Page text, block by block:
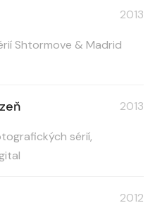
2013
Shtormove & Madrid
2013
sérií,
2012